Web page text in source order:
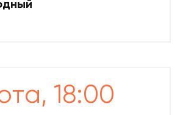
18:00